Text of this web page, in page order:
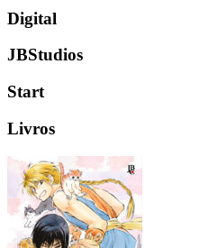
Digital
JBStudios
Start
Livros